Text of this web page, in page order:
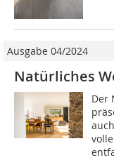
Ausgabe 04/2024
Natürliches
Der